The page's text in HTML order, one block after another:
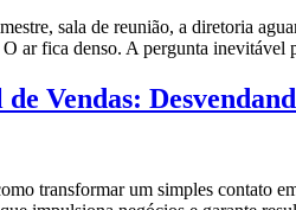
sala de reunião, a diretoria
ar fica denso. A pergunta
Vendas:
transformar um simples contato